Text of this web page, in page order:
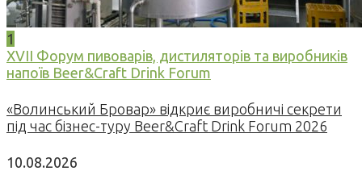
1
XVII Форум пивоварів, дистиляторів та виробників
напоїв Beer&Craft Drink Forum
«Волинський Бровар» відкриє виробничі секрети
під час бізнес-туру Beer&Craft Drink Forum 2026
10.08.2026